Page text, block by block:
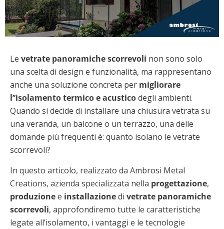
Le vetrate panoramiche scorrevoli non sono solo
una scelta di design e funzionalità, ma rappresentano
anche una soluzione concreta per migliorare
l’’isolamento termico e acusticodegli ambienti.
Quando si decide di installare una chiusura vetrata su
una veranda, un balcone o un terrazzo, una delle
domande più frequenti è: quanto isolano le vetrate
scorrevoli?
In questo articolo, realizzato da Ambrosi Metal
Creations, azienda specializzata nella progettazione,
produzionee installazionedi vetrate panoramiche
scorrevoli, approfondiremo tutte le caratteristiche
legate all’isolamento, i vantaggi e le tecnologie